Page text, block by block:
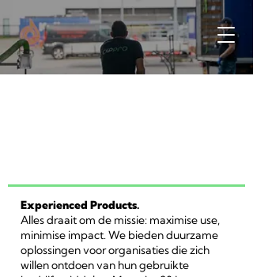
Experienced Products.
Alles draait om de missie: maximise use,
minimise impact. We bieden duurzame
oplossingen voor organisaties die zich
willen ontdoen van hun gebruikte